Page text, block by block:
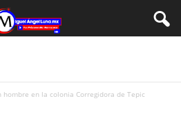
hombre en la colonia Corregidora de Tepic